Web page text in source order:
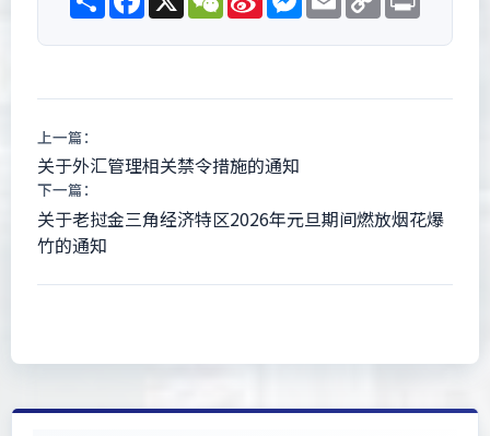
Weibo Link
上一篇：
关于外汇管理相关禁令措施的通知
下一篇：
关于老挝金三角经济特区2026年元旦期间燃放烟花爆
竹的通知